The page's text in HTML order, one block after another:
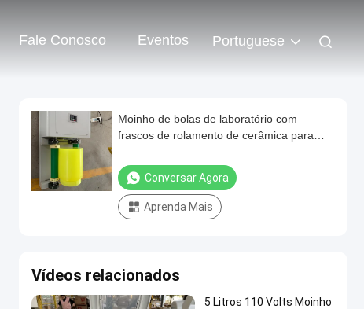
Fale Conosco Eventos Portuguese
Moinho de bolas de laboratório com
frascos de rolamento de cerâmica para
malhas
Conversar Agora
Aprenda Mais
Vídeos relacionados
5 Litros 110 Volts Moinho